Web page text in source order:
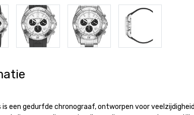
is een gedurfde chronograaf, ontworpen voor